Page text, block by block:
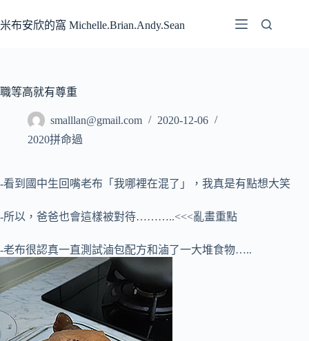
至
容
米布安欣的窩 Michelle.Brian.Andy.Sean
職等高就有尊重
smalllan@gmail.com
2020-12-06
2020拼命過
-看到國中生回嘴老布「我哪裡在混了」，我真是有點想大笑
-所以，爸爸也會這樣被對待………..<<<亂畫重點
-老布很認真一直測試滷包配方和滷了一大堆食物…..